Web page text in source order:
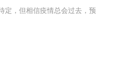
定，但相信疫情总会过去，预